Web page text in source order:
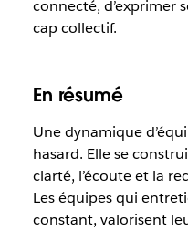
connecté, d’exprimer
cap collectif.
En résumé
Une dynamique
hasard. Elle se
clarté, l’écoute et la
Les équipes qui
constant, valorisent